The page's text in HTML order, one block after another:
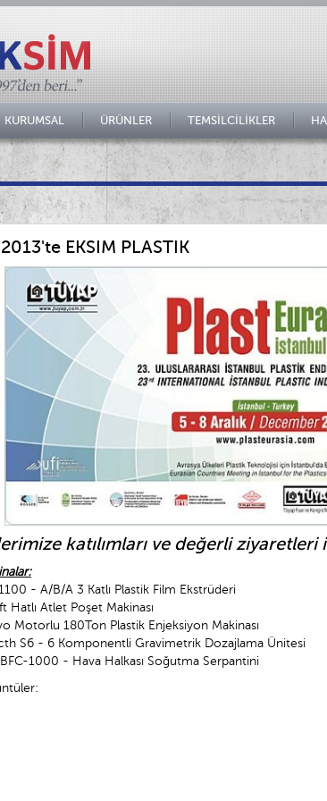
KURUMSAL ÜRÜNLER TEMSİLCİLİKLER
EKSIM PLASTIK
katılımları ve değerli
- A/B/A 3 Katlı Plastik Film Ekstrüderi
Atlet Poşet Makinası
Motorlu 180Ton Plastik Enjeksiyon Makinası
S6 - 6 Komponentli Gravimetrik Dozajlama Ünitesi
1000 - Hava Halkası Soğutma Serpantini